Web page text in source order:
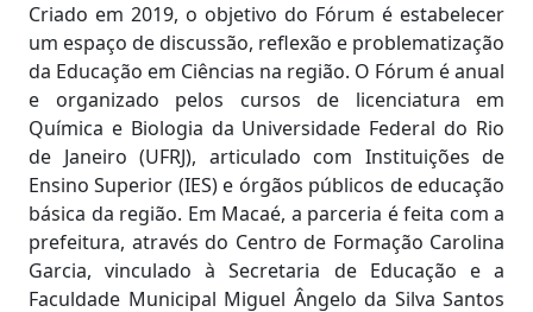
Criado em 2019, o objetivo do Fórum é estabelecer
um espaço de discussão, reflexão e problematização
da Educação em Ciências na região. O Fórum é anual
e organizado pelos cursos de licenciatura em
Química e Biologia da Universidade Federal do Rio
de Janeiro (UFRJ), articulado com Instituições de
Ensino Superior (IES) e órgãos públicos de educação
básica da região. Em Macaé, a parceria é feita com a
prefeitura, através do Centro de Formação Carolina
Garcia, vinculado à Secretaria de Educação e a
Faculdade Municipal Miguel Ângelo da Silva Santos